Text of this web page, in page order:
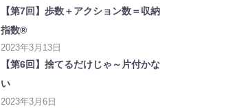
【第7回】歩数＋アクション数＝収納
指数®
2023年3月13日
【第6回】捨てるだけじゃ～片付かな
い
2023年3月6日